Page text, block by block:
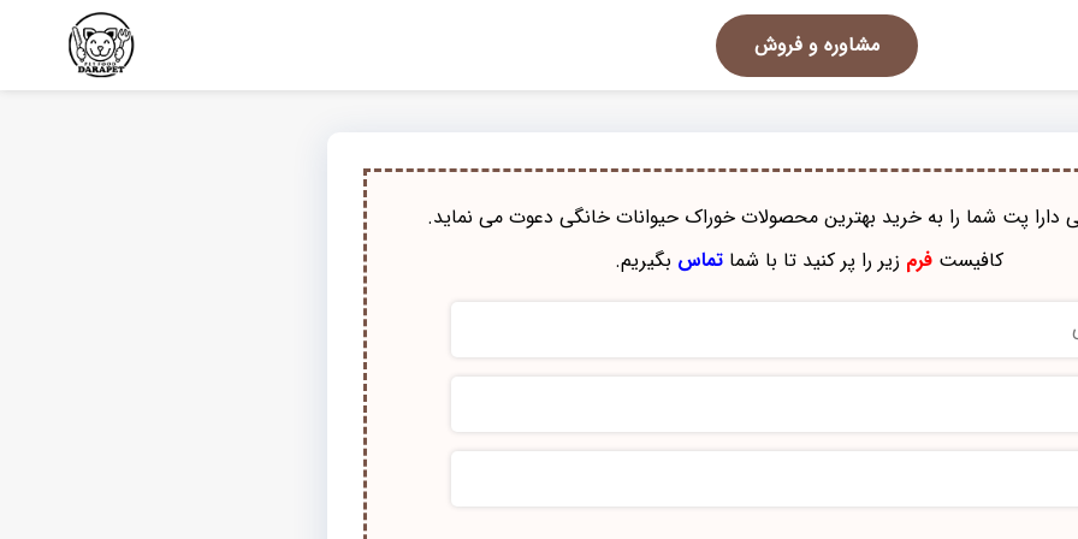
مشاوره و فروش
دارا پت شما را به خرید بهترین محصولات خوراک حيوانات خانگی دعوت می نماید.
کافیستفرم زیر را پر کنید تا با شماتماس بگیریم.